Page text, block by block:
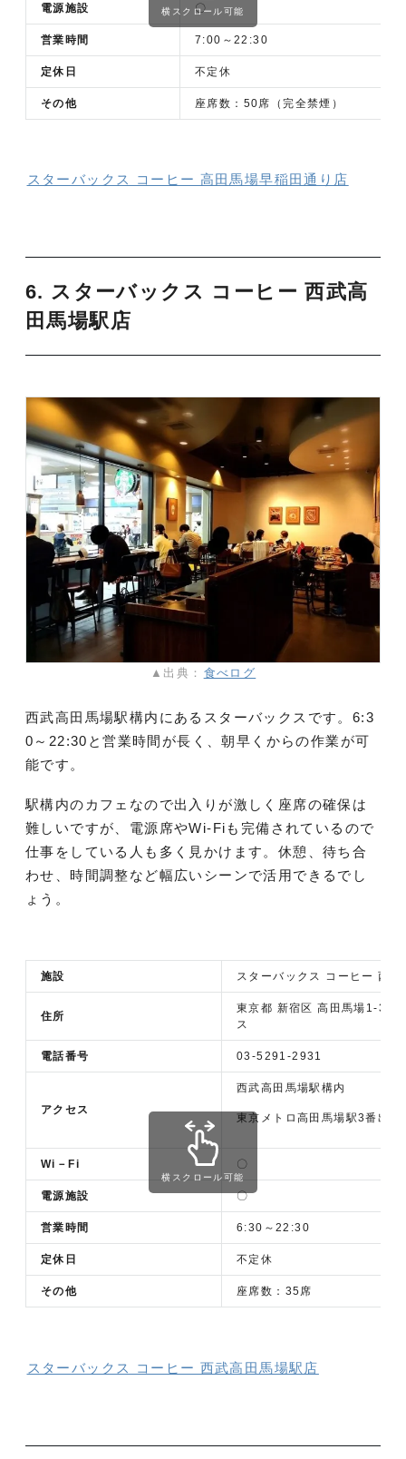
電源施設 〇
営業時間 7:00～22:30
定休日 不定休
その他 座席数：50席（完全禁煙）
横スクロール可能
スターバックス コーヒー 高田馬場早稲田通り店
6. スターバックス コーヒー 西武高
田馬場駅店
▲出典： 食べログ
西武高田馬場駅構内にあるスターバックスです。6:3
0～22:30と営業時間が長く、朝早くからの作業が可
能です。
駅構内のカフェなので出入りが激しく座席の確保は
難しいですが、電源席やWi-Fiも完備されているので
仕事をしている人も多く見かけます。休憩、待ち合
わせ、時間調整など幅広いシーンで活用できるでし
ょう。
施設 スターバックス コーヒー 西武
住所
東京都 新宿区 高田馬場1-35-
ス
電話番号 03-5291-2931
アクセス
西武高田馬場駅構内
東京メトロ高田馬場駅3番出口
Wi－Fi 〇
電源施設 〇
営業時間 6:30～22:30
定休日 不定休
その他 座席数：35席
横スクロール可能
スターバックス コーヒー 西武高田馬場駅店